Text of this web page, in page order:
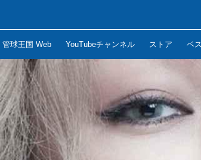
管球王国 Web YouTubeチャンネル ストア ベ